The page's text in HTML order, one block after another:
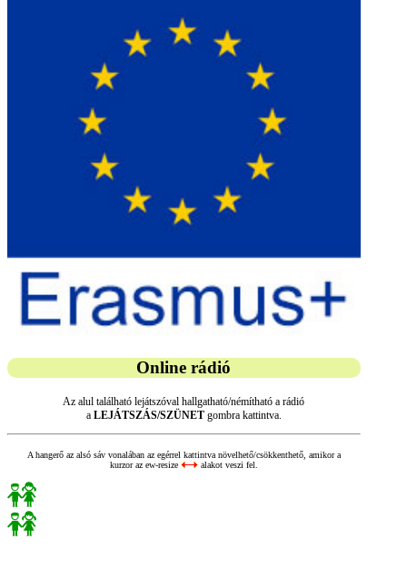
Online rádió
Az alul található lejátszóval hallgatható/némítható a rádió
a LEJÁTSZÁS/SZÜNETgombra kattintva.
A hangerő az alsó sáv vonalában az egérrel kattintva növelhető/csökkenthető, amikor a
kurzor az ew-resize
alakot veszi fel.